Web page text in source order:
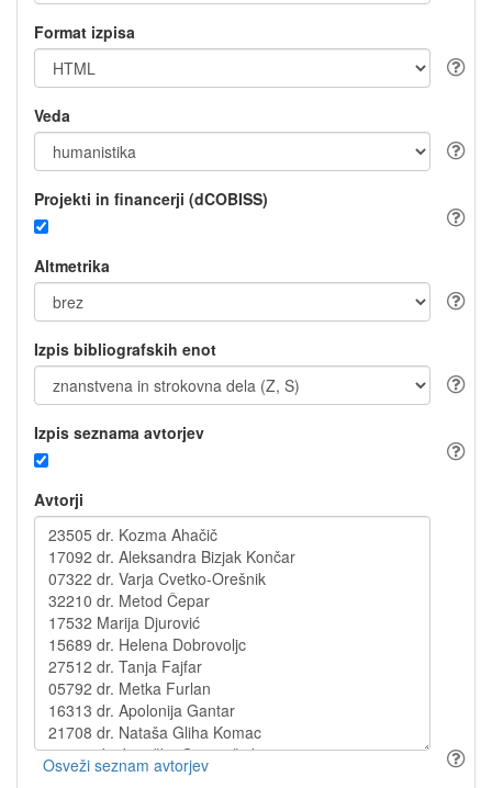
Format izpisa
Veda
Projekti in financerji (dCOBISS)
Altmetrika
Izpis bibliografskih enot
Izpis seznama avtorjev
Avtorji